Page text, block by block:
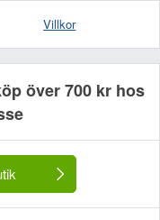
Villkor
över 700 kr hos